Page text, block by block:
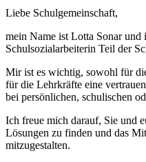
Liebe Schulgemeinschaft,
mein Name ist Lotta Sonar und
Schulsozialarbeiterin Teil der
Mir ist es wichtig, sowohl für
für die Lehrkräfte eine
bei persönlichen, schulischen
Ich freue mich darauf, Sie und
Lösungen zu finden und das
mitzugestalten.